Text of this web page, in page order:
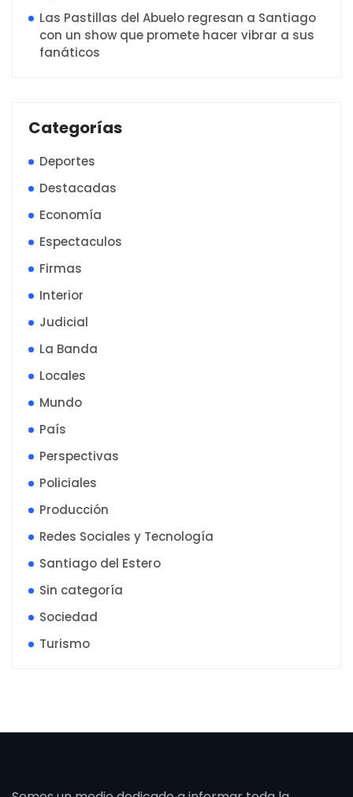
Las Pastillas del Abuelo regresan a Santiago
con un show que promete hacer vibrar a sus
fanáticos
Categorías
Deportes
Destacadas
Economía
Espectaculos
Firmas
Interior
Judicial
La Banda
Locales
Mundo
País
Perspectivas
Policiales
Producción
Redes Sociales y Tecnología
Santiago del Estero
Sin categoría
Sociedad
Turismo